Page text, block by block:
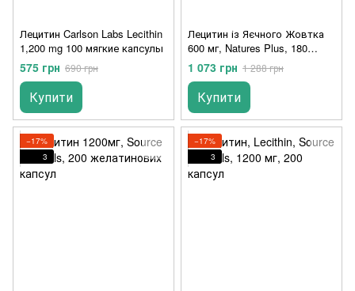
Лецитин Carlson Labs Lecithin
1,200 mg 100 мягкие капсулы
575 грн 690 грн
Купити
Лецитин із Яєчного Жовтка
600 мг, Natures Plus, 180
капсул
1 073 грн 1 288 грн
Купити
−17%
3
−17%
3